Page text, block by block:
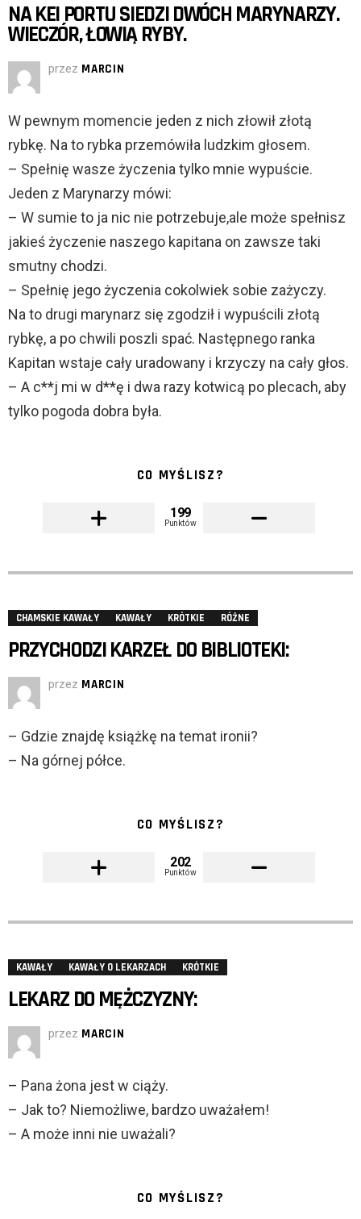
NA KEI PORTU SIEDZI DWÓCH MARYNARZY.
WIECZÓR, ŁOWIĄ RYBY.
przez MARCIN
W pewnym momencie jeden z nich złowił złotą
rybkę. Na to rybka przemówiła ludzkim głosem.
– Spełnię wasze życzenia tylko mnie wypuście.
Jeden z Marynarzy mówi:
– W sumie to ja nic nie potrzebuje,ale może spełnisz
jakieś życzenie naszego kapitana on zawsze taki
smutny chodzi.
– Spełnię jego życzenia cokolwiek sobie zażyczy.
Na to drugi marynarz się zgodził i wypuścili złotą
rybkę, a po chwili poszli spać. Następnego ranka
Kapitan wstaje cały uradowany i krzyczy na cały głos.
– A c**j mi w d**ę i dwa razy kotwicą po plecach, aby
tylko pogoda dobra była.
CO MYŚLISZ?
199
Punktów
CHAMSKIE KAWAŁY KAWAŁY KRÓTKIE RÓŻNE
PRZYCHODZI KARZEŁ DO BIBLIOTEKI:
przez MARCIN
– Gdzie znajdę książkę na temat ironii?
– Na górnej półce.
CO MYŚLISZ?
202
Punktów
KAWAŁY KAWAŁY O LEKARZACH KRÓTKIE
LEKARZ DO MĘŻCZYZNY:
przez MARCIN
– Pana żona jest w ciąży.
– Jak to? Niemożliwe, bardzo uważałem!
– A może inni nie uważali?
CO MYŚLISZ?